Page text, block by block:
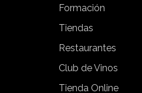
Formación
Tiendas
Restaurantes
Club de Vinos
Tienda Online